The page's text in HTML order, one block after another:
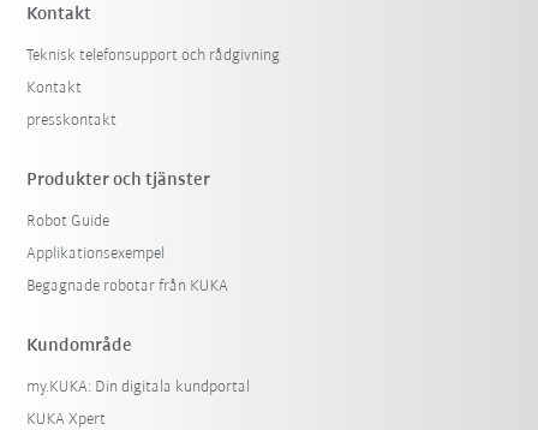
Kontakt
Teknisk telefonsupport och rådgivning
Kontakt
presskontakt
Produkter och tjänster
Robot Guide
Applikationsexempel
Begagnade robotar från KUKA
Kundområde
my.KUKA: Din digitala kundportal
KUKA Xpert